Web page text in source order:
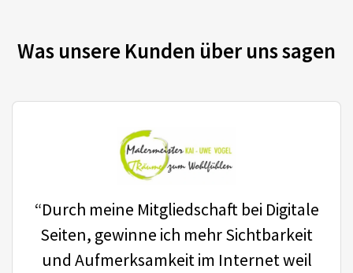
Was unsere Kunden über uns sagen
“Durch meine Mitgliedschaft bei Digitale
Seiten, gewinne ich mehr Sichtbarkeit
und Aufmerksamkeit im Internet weil